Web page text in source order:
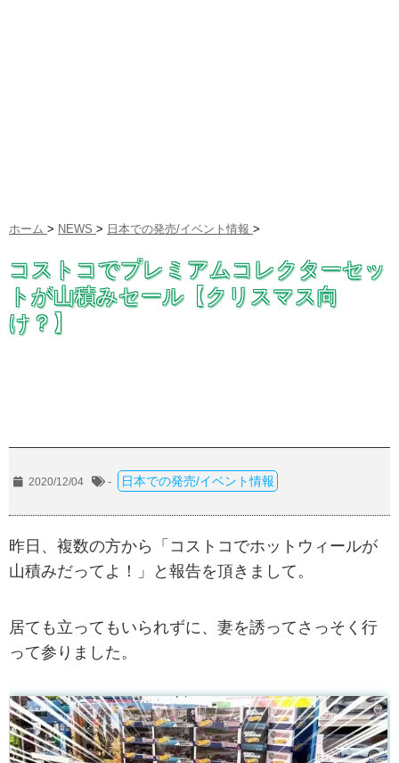
ホーム > NEWS > 日本での発売/イベント情報 >
コストコでプレミアムコレクターセッ
トが山積みセール【クリスマス向
け？】
2020/12/04 - 日本での発売/イベント情報
昨日、複数の方から「コストコでホットウィールが
山積みだってよ！」と報告を頂きまして。
居ても立ってもいられずに、妻を誘ってさっそく行
って参りました。